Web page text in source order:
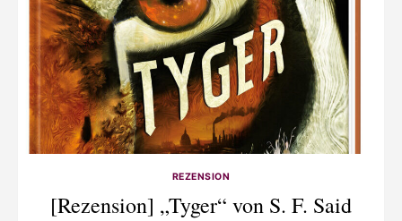
REZENSION
[Rezension] „Tyger“ von S. F. Said